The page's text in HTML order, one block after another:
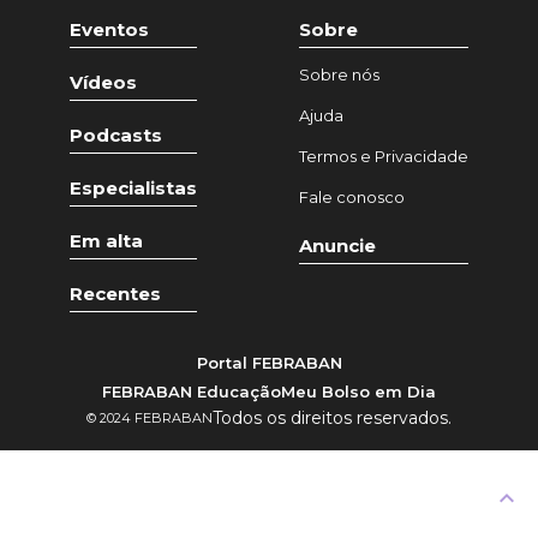
Eventos
Vídeos
Podcasts
Especialistas
Em alta
Recentes
Sobre
Sobre nós
Ajuda
Termos e Privacidade
Fale conosco
Anuncie
Portal FEBRABAN
FEBRABAN EducaçãoMeu Bolso em Dia
© 2024 FEBRABANTodos os direitos reservados.
keyboard_arrow_up